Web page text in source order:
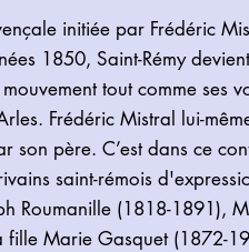
initiée par Frédéric
1850, Saint-Rémy
tout comme ses
Frédéric Mistral lui-
son père. C’est dans ce
saint-rémois
Roumanille (1818-1891),
Marie Gasquet (1872-